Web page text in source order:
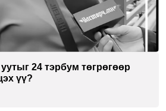
24 тэрбум төгрөгөөр
үү?